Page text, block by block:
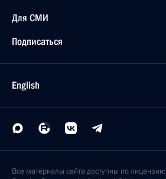
Для СМИ
Подписаться
English
Все материалы сайта доступны по лицензии: